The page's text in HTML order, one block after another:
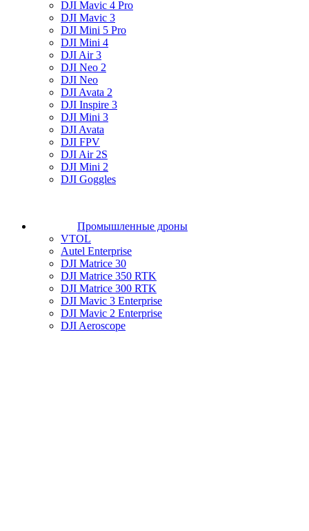
DJI Mavic 4 Pro
DJI Mavic 3
DJI Mini 5 Pro
DJI Mini 4
DJI Air 3
DJI Neo 2
DJI Neo
DJI Avata 2
DJI Inspire 3
DJI Mini 3
DJI Avata
DJI FPV
DJI Air 2S
DJI Mini 2
DJI Goggles
Промышленные дроны
VTOL
Autel Enterprise
DJI Matrice 30
DJI Matrice 350 RTK
DJI Matrice 300 RTK
DJI Mavic 3 Enterprise
DJI Mavic 2 Enterprise
DJI Aeroscope